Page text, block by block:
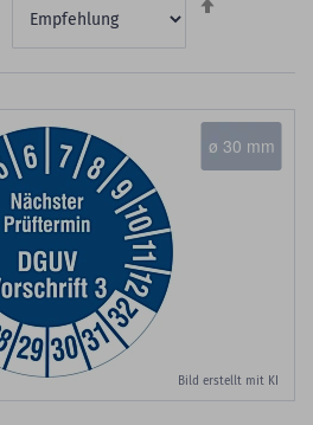
ø 30 mm
Bild erstellt mit KI